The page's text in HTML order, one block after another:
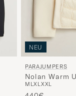
NEU
PARAJUMPERS
Nolan Warm
Warm Ivory
M LXLXXL